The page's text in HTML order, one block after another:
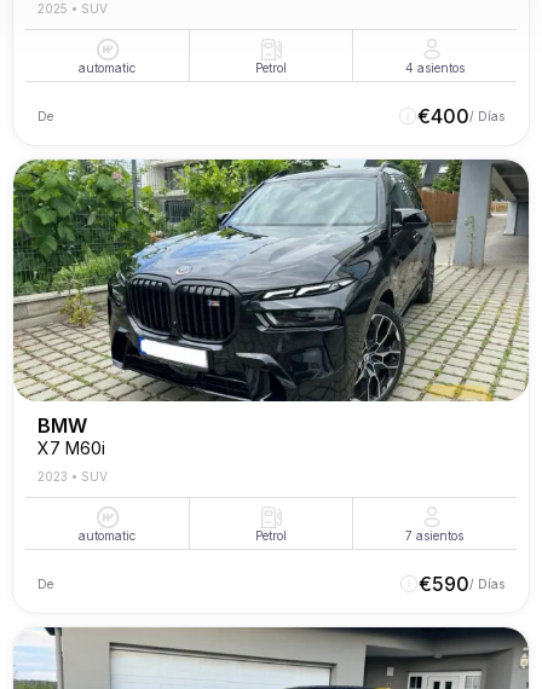
2025 • SUV
automatic Petrol 4 asientos
De €400/ Días
BMW
X7 M60i
2023 • SUV
automatic Petrol 7 asientos
De €590/ Días